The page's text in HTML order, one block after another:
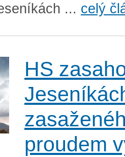
... celý
HS
proudem